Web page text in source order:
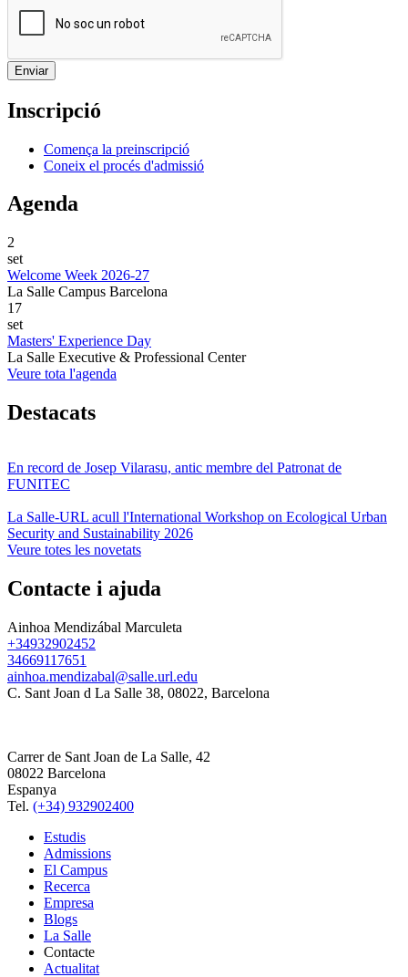
Inscripció
Comença la preinscripció
Coneix el procés d'admissió
Agenda
2
set
Welcome Week 2026-27
La Salle Campus Barcelona
17
set
Masters' Experience Day
La Salle Executive & Professional Center
Veure tota l'agenda
Destacats
En record de Josep Vilarasu, antic membre del Patronat de
FUNITEC
La Salle-URL acull l'International Workshop on Ecological Urban
Security and Sustainability 2026
Veure totes les novetats
Contacte i ajuda
Ainhoa Mendizábal Marculeta
+34932902452
34669117651
ainhoa.mendizabal@salle.url.edu
C. Sant Joan d La Salle 38, 08022, Barcelona
Carrer de Sant Joan de La Salle, 42
08022 Barcelona
Espanya
Tel. (+34) 932902400
Estudis
Admissions
El Campus
Recerca
Empresa
Blogs
La Salle
Contacte
Actualitat